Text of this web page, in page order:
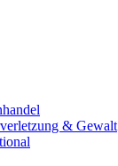
& Gewalt